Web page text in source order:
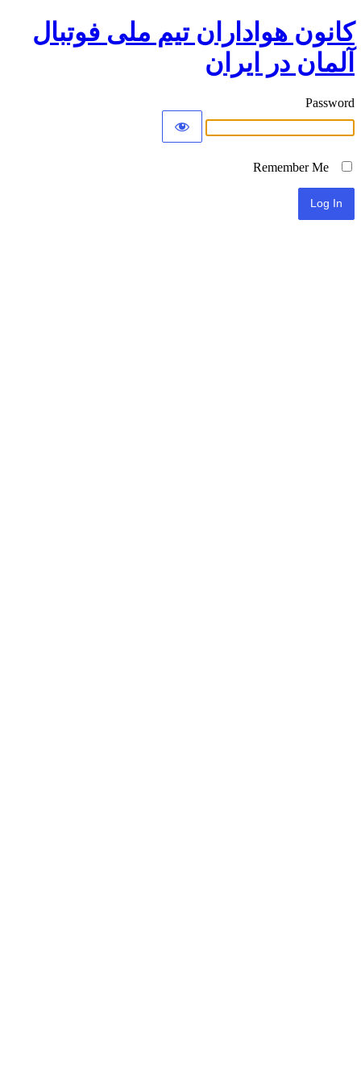
کانون هواداران تیم ملی فوتبال
آلمان در ایران
Password
Remember Me